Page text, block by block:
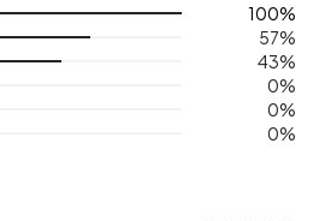
100%
57%
43%
0%
0%
0%